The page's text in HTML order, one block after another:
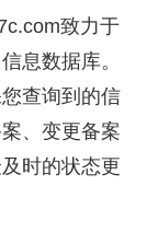
致力于
息数据库。
查询到的信
、变更备案
时的状态更